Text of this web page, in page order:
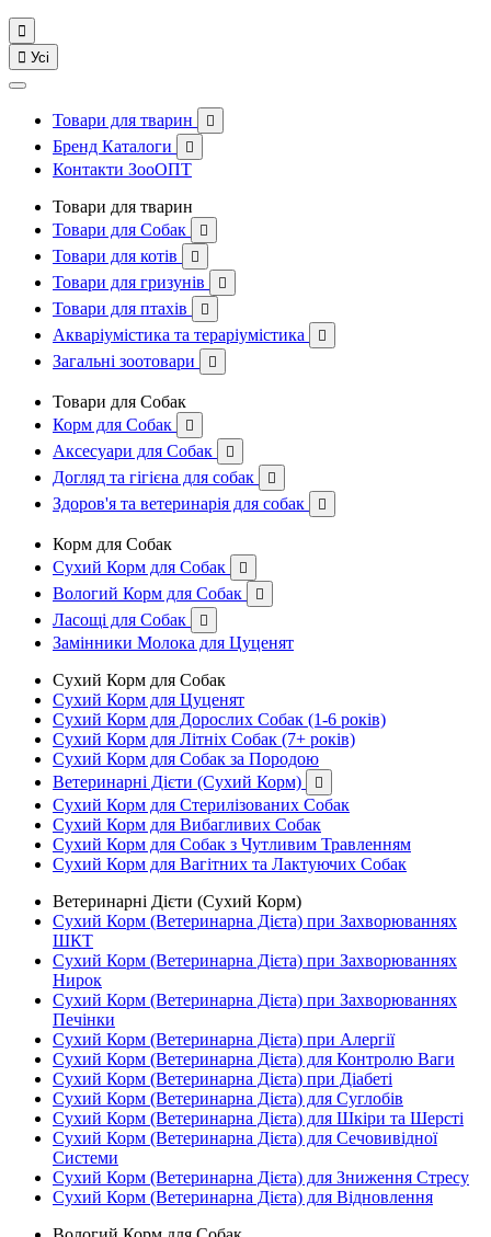

 Усі
Товари для тварин 
Бренд Каталоги 
Контакти ЗооОПТ
Товари для тварин
Товари для Собак

Товари для котів 
Товари для гризунів 
Товари для птахів 
Акваріумістика та тераріумістика 
Загальні зоотовари 
Товари для Собак
Корм для Собак

Аксесуари для Собак 
Догляд та гігієна для собак 
Здоров'я та ветеринарія для собак 
Корм для Собак
Сухий Корм для Собак

Вологий Корм для Собак 
Ласощі для Собак 
Замінники Молока для Цуценят
Сухий Корм для Собак
Сухий Корм для Цуценят
Сухий Корм для Дорослих Собак (1-6 років)
Сухий Корм для Літніх Собак (7+ років)
Сухий Корм для Собак за Породою
Ветеринарні Дієти (Сухий Корм)

Сухий Корм для Стерилізованих Собак
Сухий Корм для Вибагливих Собак
Сухий Корм для Собак з Чутливим Травленням
Сухий Корм для Вагітних та Лактуючих Собак
Ветеринарні Дієти (Сухий Корм)
Сухий Корм (Ветеринарна Дієта) при Захворюваннях
ШКТ
Сухий Корм (Ветеринарна Дієта) при Захворюваннях
Нирок
Сухий Корм (Ветеринарна Дієта) при Захворюваннях
Печінки
Сухий Корм (Ветеринарна Дієта) при Алергії
Сухий Корм (Ветеринарна Дієта) для Контролю Ваги
Сухий Корм (Ветеринарна Дієта) при Діабеті
Сухий Корм (Ветеринарна Дієта) для Суглобів
Сухий Корм (Ветеринарна Дієта) для Шкіри та Шерсті
Сухий Корм (Ветеринарна Дієта) для Сечовивідної
Системи
Сухий Корм (Ветеринарна Дієта) для Зниження Стресу
Сухий Корм (Ветеринарна Дієта) для Відновлення